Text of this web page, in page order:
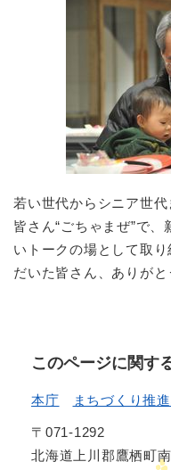
若い世代からシニア世
皆さん“ごちゃまぜ”で
いトークの場として取
だいた皆さん、ありがと
このページに関す
本庁 まちづくり推
〒071-1292
北海道上川郡鷹栖町